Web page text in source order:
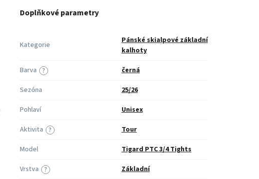
Doplňkové parametry
Kategorie
Pánské skialpové základní
kalhoty
?
Barva
černá
Sezóna
25/26
Pohlaví
Unisex
?
Aktivita
Tour
Model
Tigard PTC 3/4 Tights
?
Vrstva Základní